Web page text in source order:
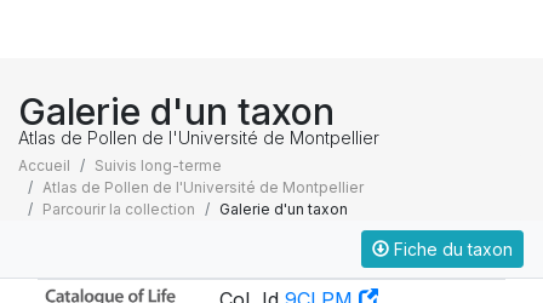
Galerie d'un taxon
Atlas de Pollen de l'Université de Montpellier
Accueil
Suivis long-terme
Atlas de Pollen de l'Université de Montpellier
Parcourir la collection
Galerie d'un taxon
Fiche du taxon